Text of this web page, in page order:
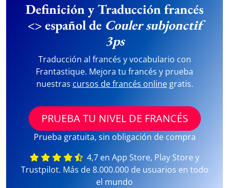
Definición y Traducción francés
<> español de Couler subjonctif
3ps
Traducción al francés y vocabulario con
Frantastique. Mejora tu francés y prueba
nuestras cursos de francés onlinegratis.
PRUEBA TU NIVEL DE FRANCÉS
Prueba gratuita, sin obligación de compra
4,7 en App Store, Play Store y
Trustpilot. Más de 8.000.000 de usuarios en todo
el mundo